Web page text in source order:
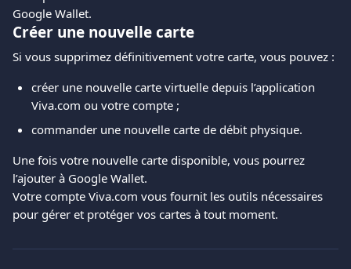
Google Wallet.
Créer une nouvelle carte
Si vous supprimez définitivement votre carte, vous pouvez :
créer une nouvelle carte virtuelle depuis l’application
Viva.com ou votre compte ;
commander une nouvelle carte de débit physique.
Une fois votre nouvelle carte disponible, vous pourrez
l’ajouter à Google Wallet.
Votre compte Viva.com vous fournit les outils nécessaires
pour gérer et protéger vos cartes à tout moment.